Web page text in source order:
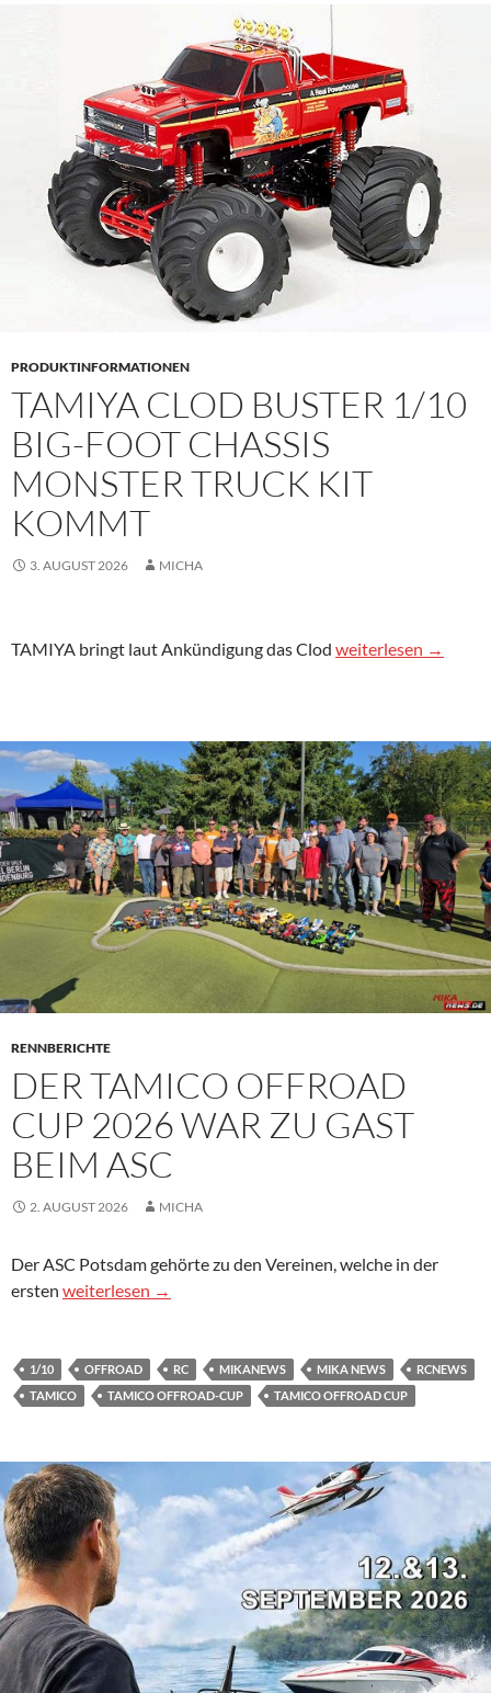
PRODUKTINFORMATIONEN
TAMIYA CLOD BUSTER 1/10
BIG-FOOT CHASSIS
MONSTER TRUCK KIT
KOMMT
3. AUGUST 2026 MICHA
TAMIYA bringt laut Ankündigung das Clod TAMIYA Clod
weiterlesen →
RENNBERICHTE
DER TAMICO OFFROAD
CUP 2026 WAR ZU GAST
BEIM ASC
2. AUGUST 2026 MICHA
Der ASC Potsdam gehörte zu den Vereinen, welche in der
ersten Der Tamico Offroad Cup 2026 war zu Gast beim ASC
weiterlesen →
1/10 OFFROAD RC MIKANEWS MIKA NEWS
RCNEWS
TAMICO
TAMICO OFFROAD-CUP TAMICO OFFROAD CUP